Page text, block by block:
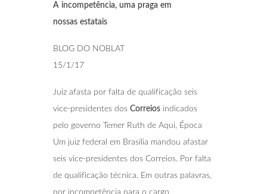
A incompetência, uma praga em
nossas estatais
BLOG DO NOBLAT
15/1/17
Juiz afasta por falta de qualificação seis
vice-presidentes dos Correios indicados
pelo governo Temer Ruth de Aqui, Época
Um juiz federal em Brasília mandou afastar
seis vice-presidentes dos Correios. Por falta
de qualificação técnica. Em outras palavras,
por incompetência para o cargo.